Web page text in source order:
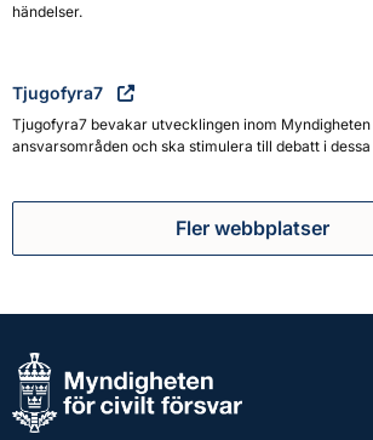
händelser.
Tjugofyra7
Tjugofyra7 bevakar utvecklingen inom
ansvarsområden och ska stimulera till debatt i
Fler webbplatser